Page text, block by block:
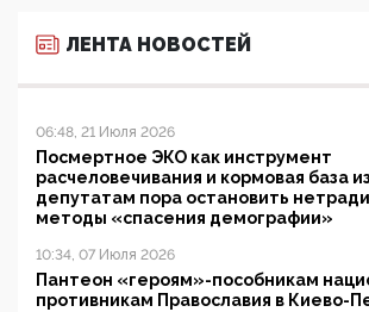
ЛЕНТА НОВОСТЕЙ
06:48, 21 Июля 2026
Посмертное ЭКО как инструмент
расчеловечивания и кормовая база
депутатам пора остановить
методы «спасения демографии»
10:34, 07 Июля 2026
Пантеон «героям»-пособникам
противникам Православия в Киево-